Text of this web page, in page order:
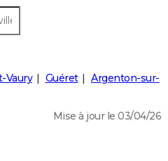
Vaury Guéret
Argenton-sur-
Mise à jour le 03/04/26